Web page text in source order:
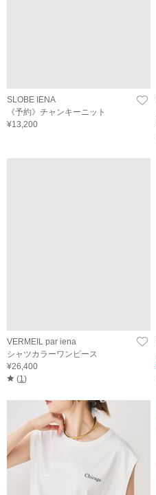
SLOBE IENA
《予約》チャンキーニット
¥13,200
VERMEIL par iena
シャツカラーワンピース
¥26,400
(1 )